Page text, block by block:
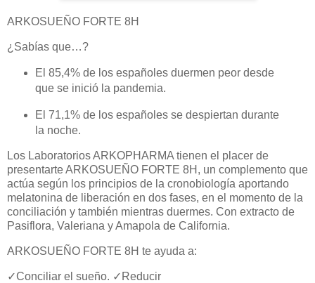
ARKOSUEÑO FORTE 8H
¿Sabías que…?
El 85,4% de los españoles duermen peor desde
que se inició la pandemia.
El 71,1% de los españoles se despiertan durante
la noche.
Los Laboratorios ARKOPHARMA tienen el placer de
presentarte ARKOSUEÑO FORTE 8H, un complemento que
actúa según los principios de la cronobiología aportando
melatonina de liberación en dos fases, en el momento de la
conciliación y también mientras duermes. Con extracto de
Pasiflora, Valeriana y Amapola de California.
ARKOSUEÑO FORTE 8H te ayuda a:
✓Conciliar el sueño. ✓ Reducir